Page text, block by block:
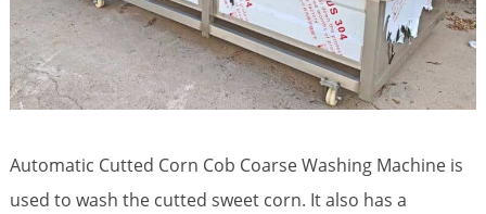
Automatic Cutted Corn Cob Coarse Washing Machine is
used to wash the cutted sweet corn. It also has a